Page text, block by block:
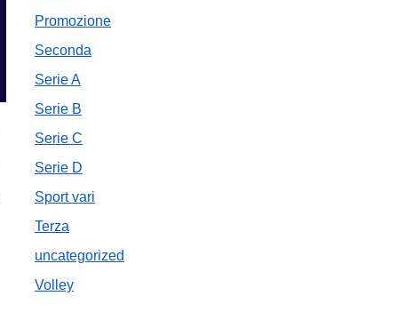
Promozione
Seconda
Serie A
Serie B
Serie C
Serie D
Sport vari
Terza
uncategorized
Volley